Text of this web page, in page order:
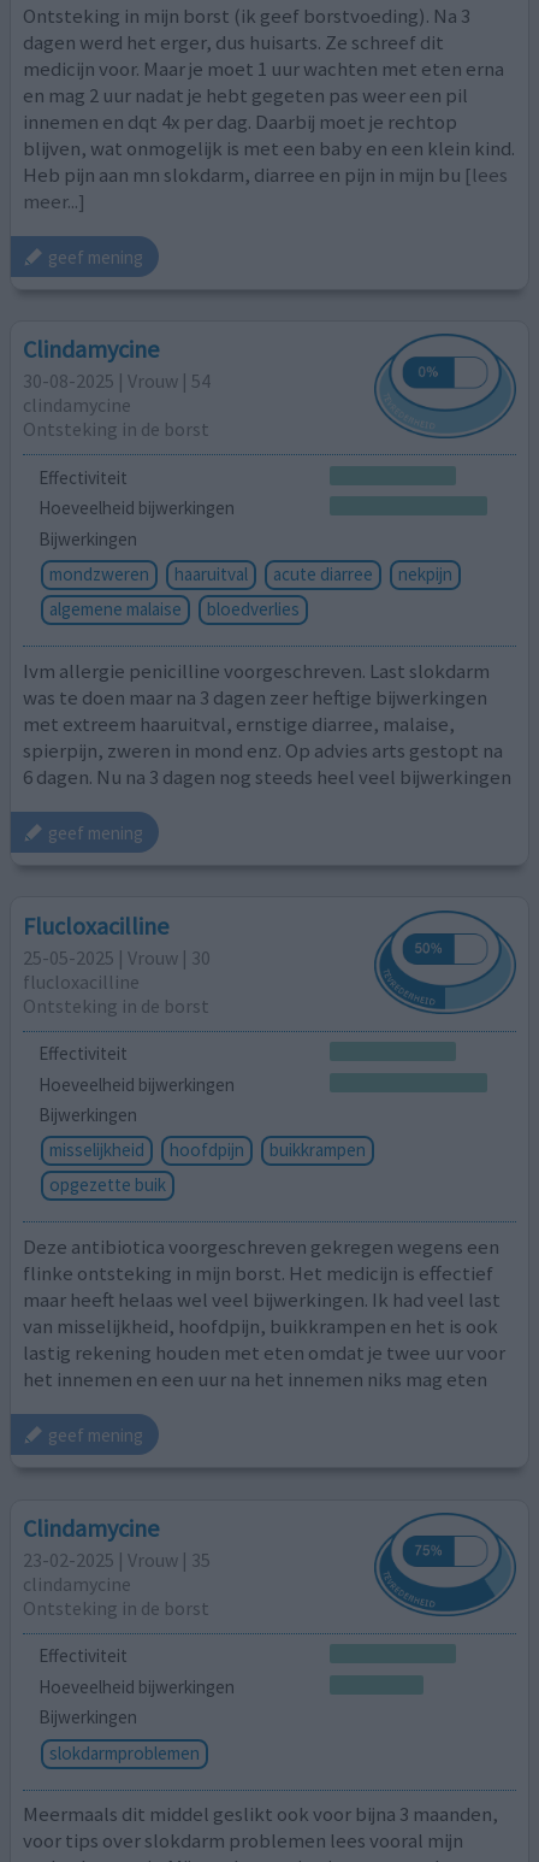
Ontsteking in mijn borst (ik geef borstvoeding). Na 3
dagen werd het erger, dus huisarts. Ze schreef dit
medicijn voor. Maar je moet 1 uur wachten met eten erna
en mag 2 uur nadat je hebt gegeten pas weer een pil
innemen en dqt 4x per dag. Daarbij moet je rechtop
blijven, wat onmogelijk is met een baby en een klein kind.
Heb pijn aan mn slokdarm, diarree en pijn in mijn bu [lees
meer...]
geef mening
Clindamycine
30-08-2025 | Vrouw | 54
clindamycine
Ontsteking in de borst
Effectiviteit
Hoeveelheid bijwerkingen
Bijwerkingen
mondzweren
haaruitval acute diarree
nekpijn
algemene malaise
bloedverlies
Ivm allergie penicilline voorgeschreven. Last slokdarm
was te doen maar na 3 dagen zeer heftige bijwerkingen
met extreem haaruitval, ernstige diarree, malaise,
spierpijn, zweren in mond enz. Op advies arts gestopt na
6 dagen. Nu na 3 dagen nog steeds heel veel bijwerkingen
geef mening
Flucloxacilline
25-05-2025 | Vrouw | 30
flucloxacilline
Ontsteking in de borst
Effectiviteit
Hoeveelheid bijwerkingen
Bijwerkingen
misselijkheid
hoofdpijn
buikkrampen
opgezette buik
Deze antibiotica voorgeschreven gekregen wegens een
flinke ontsteking in mijn borst. Het medicijn is effectief
maar heeft helaas wel veel bijwerkingen. Ik had veel last
van misselijkheid, hoofdpijn, buikkrampen en het is ook
lastig rekening houden met eten omdat je twee uur voor
het innemen en een uur na het innemen niks mag eten
geef mening
Clindamycine
23-02-2025 | Vrouw | 35
clindamycine
Ontsteking in de borst
Effectiviteit
Hoeveelheid bijwerkingen
Bijwerkingen
slokdarmproblemen
Meermaals dit middel geslikt ook voor bijna 3 maanden,
voor tips over slokdarm problemen lees vooral mijn